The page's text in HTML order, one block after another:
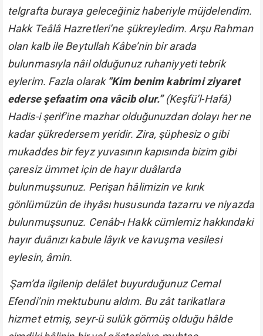
telgrafta buraya geleceğiniz haberiyle müjdelendim.
Hakk Teâlâ Hazretleri’ne şükreyledim. Arşu Rahman
olan kalb ile Beytullah Kâbe’nin bir arada
bulunmasıyla nâil olduğunuz ruhaniyyeti tebrik
eylerim. Fazla olarak “Kim benim kabrimi ziyaret
ederse şefaatim ona vâcib olur.”(Keşfü’l-Hafâ)
Hadis-i şerif’ine mazhar olduğunuzdan dolayı her ne
kadar şükredersem yeridir. Zira, şüphesiz o gibi
mukaddes bir feyz yuvasının kapısında bizim gibi
çaresiz ümmet için de hayır duâlarda
bulunmuşsunuz. Perişan hâlimizin ve kırık
gönlümüzün de ihyâsı hususunda tazarru ve niyazda
bulunmuşsunuz. Cenâb-ı Hakk cümlemiz hakkındaki
hayır duânızı kabule lâyık ve kavuşma vesilesi
eylesin, âmin.
Şam’da ilgilenip delâlet buyurduğunuz Cemal
Efendi’nin mektubunu aldım. Bu zât tarikatlara
hizmet etmiş, seyr-ü sulûk görmüş olduğu hâlde